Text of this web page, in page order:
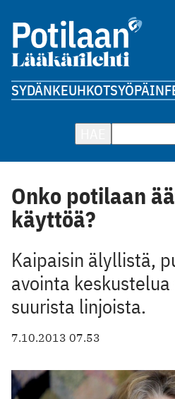
SYDÄNKEUHKOTSYÖPÄ
Onko potilaan
käyttöä?
Kaipaisin älyllistä,
avointa
suurista linjoista.
7.10.2013 07.53